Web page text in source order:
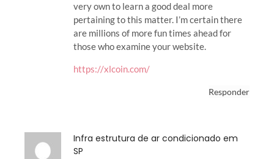
very own to learn a good deal more
pertaining to this matter. I’m certain there
are millions of more fun times ahead for
those who examine your website.
https://xlcoin.com/
Responder
Infra estrutura de ar condicionado em
SP